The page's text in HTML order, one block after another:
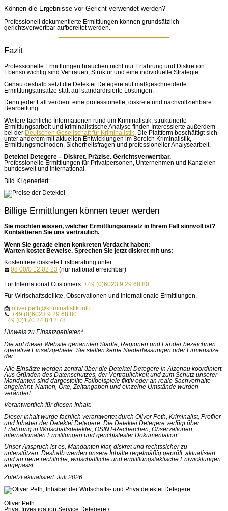
Können die Ergebnisse vor Gericht verwendet werden?
Professionell dokumentierte Ermittlungen können grundsätzlich
gerichtsverwertbar aufbereitet werden.
Fazit
Professionelle Ermittlungen brauchen nicht nur Erfahrung und Diskretion.
Ebenso wichtig sind Vertrauen, Struktur und eine individuelle Strategie.
Genau deshalb setzt die Detektei Detegere auf maßgeschneiderte
Ermittlungsansätze statt auf standardisierte Lösungen.
Denn jeder Fall verdient eine professionelle, diskrete und nachvollziehbare
Bearbeitung.
Weitere fachliche Informationen rund um Kriminalistik, strukturierte
Ermittlungsarbeit und kriminalistische Analyse finden Interessierte außerdem
bei der Deutschen Gesellschaft für Kriminalistik . Die Plattform beschäftigt sich
unter anderem mit aktuellen Entwicklungen im Bereich Kriminalistik,
Ermittlungsmethoden, Sicherheitsfragen und professioneller Analysearbeit.
Detektei Detegere – Diskret. Präzise. Gerichtsverwertbar.
Professionelle Ermittlungen für Privatpersonen, Unternehmen und Kanzleien –
bundesweit und international.
Bild KI generiert:
Billige Ermittlungen können teuer werden
Sie möchten wissen, welcher Ermittlungsansatz in Ihrem Fall sinnvoll ist?
Kontaktieren Sie uns vertraulich.
Wenn Sie gerade einen konkreten Verdacht haben:
Warten kostet Beweise. Sprechen Sie jetzt diskret mit uns:
Kostenfreie diskrete Erstberatung unter:
☎️ 08 00/0 12 02 23 (nur national erreichbar)
For International Customers: +49 (0)6023 9 29 68 80
Für Wirtschaftsdelikte, Observationen und internationale Ermittlungen.
📩 oliver.peth@kriminalistik.info
📞 +49 (0)6023 9 29 68 80
+49 (0)170 24 8 12 78
Hinweis zu Einsatzgebieten*
Die auf dieser Website genannten Städte, Regionen und Länder bezeichnen
operative Einsatzgebiete. Sie stellen keine Niederlassungen oder Firmensitze
dar.
Alle Einsätze werden zentral über die Detektei Detegere in Alzenau koordiniert.
Aus Gründen des Datenschutzes, der Vertraulichkeit und zum Schutz unserer
Mandanten sind dargestellte Fallbeispiele fiktiv oder an reale Sachverhalte
angelehnt. Namen, Orte, Zeitangaben und einzelne Umstände wurden
verändert.
Verantwortlich für diesen Inhalt:
Dieser Inhalt wurde fachlich verantwortet durch Oliver Peth, Kriminalist, Profiler
und Inhaber der Detektei Detegere. Die Detektei Detegere verfügt über
Erfahrung in Wirtschaftsdetektei, OSINT-Recherchen, Observationen,
internationalen Ermittlungen und gerichtsfester Dokumentation.
Unser Anspruch ist es, Mandanten klar, diskret und rechtssicher zu
unterstützen. Deshalb werden unsere Inhalte regelmäßig geprüft, aktualisiert
und an neue rechtliche, wirtschaftliche und ermittlungstaktische Entwicklungen
angepasst.
Zuletzt aktualisiert: Juli 2026
Oliver Peth
Privat Investigation Service Detegere /